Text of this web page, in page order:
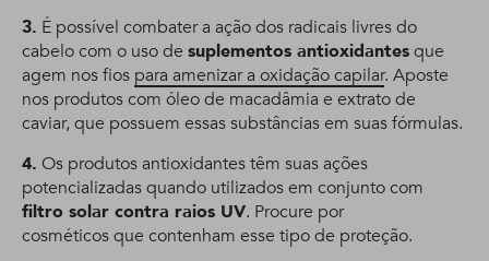
3. É possível combater a ação dos radicais livres do
cabelo com o uso de suplementos antioxidantesque
agem nos fios para amenizar a oxidação capilar. Aposte
nos produtos com óleo de macadâmia e extrato de
caviar, que possuem essas substâncias em suas fórmulas.
4. Os produtos antioxidantes têm suas ações
potencializadas quando utilizados em conjunto com
filtro solar contra raios UV. Procure por
cosméticos que contenham esse tipo de proteção.